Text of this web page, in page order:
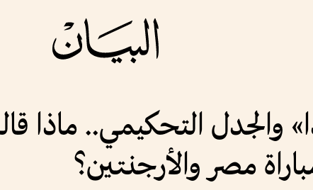
والجدل التحكيمي.. ماذا
مصر والأرجنتين؟